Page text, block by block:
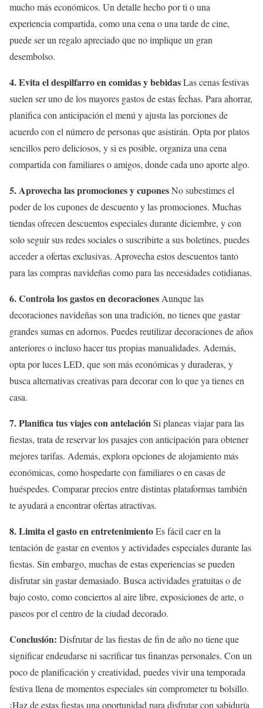
mucho más económicos. Un detalle hecho por ti o una
experiencia compartida, como una cena o una tarde de cine,
puede ser un regalo apreciado que no implique un gran
desembolso.
4. Evita el despilfarro en comidas y bebidasLas cenas festivas
suelen ser uno de los mayores gastos de estas fechas. Para ahorrar,
planifica con anticipación el menú y ajusta las porciones de
acuerdo con el número de personas que asistirán. Opta por platos
sencillos pero deliciosos, y si es posible, organiza una cena
compartida con familiares o amigos, donde cada uno aporte algo.
5. Aprovecha las promociones y cuponesNo subestimes el
poder de los cupones de descuento y las promociones. Muchas
tiendas ofrecen descuentos especiales durante diciembre, y con
solo seguir sus redes sociales o suscribirte a sus boletines, puedes
acceder a ofertas exclusivas. Aprovecha estos descuentos tanto
para las compras navideñas como para las necesidades cotidianas.
6. Controla los gastos en decoraciones Aunque las
decoraciones navideñas son una tradición, no tienes que gastar
grandes sumas en adornos. Puedes reutilizar decoraciones de años
anteriores o incluso hacer tus propias manualidades. Además,
opta por luces LED, que son más económicas y duraderas, y
busca alternativas creativas para decorar con lo que ya tienes en
casa.
7. Planifica tus viajes con antelaciónSi planeas viajar para las
fiestas, trata de reservar los pasajes con anticipación para obtener
mejores tarifas. Además, explora opciones de alojamiento más
económicas, como hospedarte con familiares o en casas de
huéspedes. Comparar precios entre distintas plataformas también
te ayudará a encontrar ofertas atractivas.
8. Limita el gasto en entretenimientoEs fácil caer en la
tentación de gastar en eventos y actividades especiales durante las
fiestas. Sin embargo, muchas de estas experiencias se pueden
disfrutar sin gastar demasiado. Busca actividades gratuitas o de
bajo costo, como conciertos al aire libre, exposiciones de arte, o
paseos por el centro de la ciudad decorado.
Conclusión: Disfrutar de las fiestas de fin de año no tiene que
significar endeudarse ni sacrificar tus finanzas personales. Con un
poco de planificación y creatividad, puedes vivir una temporada
festiva llena de momentos especiales sin comprometer tu bolsillo.
¡Haz de estas fiestas una oportunidad para disfrutar con sabiduría